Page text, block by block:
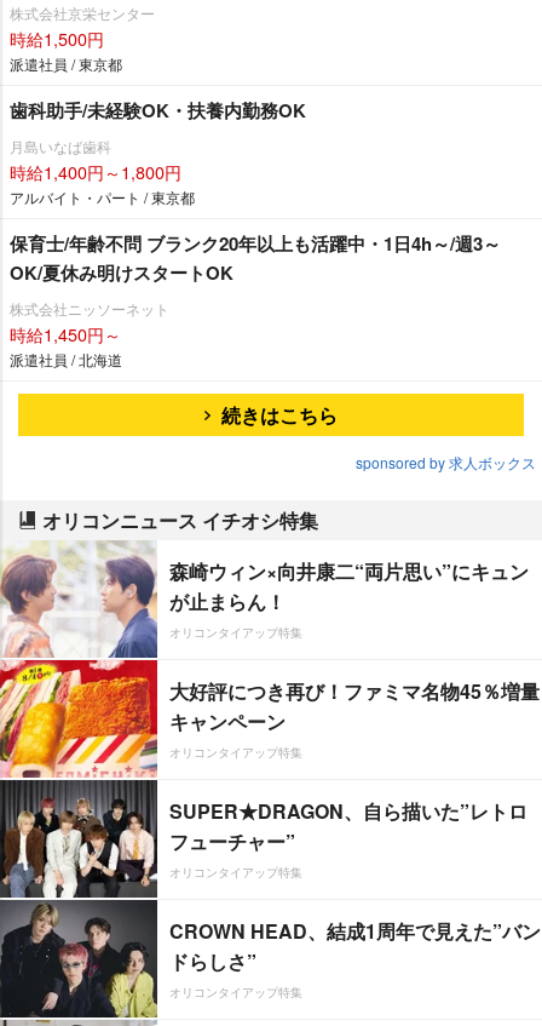
株式会社京栄センター
時給1,500円
派遣社員 / 東京都
歯科助手/未経験OK・扶養内勤務OK
月島いなば歯科
時給1,400円～1,800円
アルバイト・パート / 東京都
保育士/年齢不問 ブランク20年以上も活躍中・1日4h～/週3～
OK/夏休み明けスタートOK
株式会社ニッソーネット
時給1,450円～
派遣社員 / 北海道
続きはこちら
sponsored by 求人ボックス
オリコンニュース イチオシ特集
森崎ウィン×向井康二“両片思い”にキュン
が止まらん！
オリコンタイアップ特集
大好評につき再び！ファミマ名物45％増量
キャンペーン
オリコンタイアップ特集
SUPER★DRAGON、自ら描いた”レトロ
フューチャー”
オリコンタイアップ特集
CROWN HEAD、結成1周年で見えた”バン
ドらしさ”
オリコンタイアップ特集